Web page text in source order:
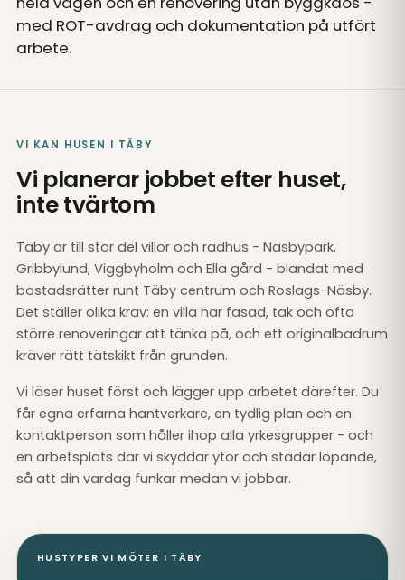
med ROT-avdrag och dokumentation på utfört
arbete.
VI KAN HUSEN I TÄBY
Vi planerar jobbet efter huset,
inte tvärtom
Täby är till stor del villor och radhus - Näsbypark,
Gribbylund, Viggbyholm och Ella gård - blandat med
bostadsrätter runt Täby centrum och Roslags-Näsby.
Det ställer olika krav: en villa har fasad, tak och ofta
större renoveringar att tänka på, och ett originalbadrum
kräver rätt tätskikt från grunden.
Vi läser huset först och lägger upp arbetet därefter. Du
får egna erfarna hantverkare, en tydlig plan och en
kontaktperson som håller ihop alla yrkesgrupper - och
en arbetsplats där vi skyddar ytor och städar löpande,
så att din vardag funkar medan vi jobbar.
HUSTYPER VI MÖTER I TÄBY